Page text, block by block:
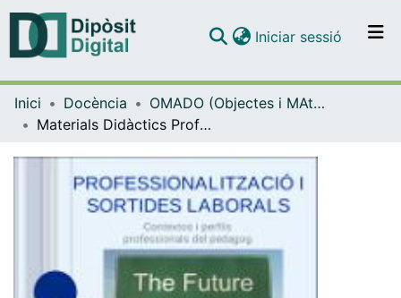
Navega per tot el DD
Contacte
Iniciar sessió (current)
Inici Docència
OMADO (Objectes i MAterials DOcents)
Materials Didàctics Professionalització i Sortides Laborals